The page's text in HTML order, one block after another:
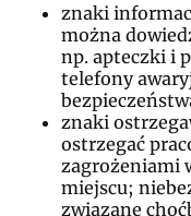
znaki
można
np. apteczki i
telefony
znaki
ostrzegać
zagrożeniami
miejscu;
związane